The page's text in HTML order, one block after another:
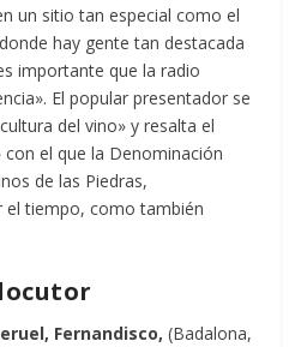
un sitio tan especial como el
hay gente tan destacada
importante que la radio
El popular presentador se
del vino» y resalta el
el que la Denominación
de las Piedras,
el tiempo, como también
Fernandisco, (Badalona,